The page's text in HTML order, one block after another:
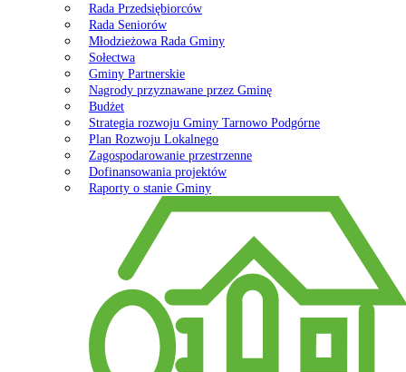
Rada Przedsiębiorców
Rada Seniorów
Młodzieżowa Rada Gminy
Sołectwa
Gminy Partnerskie
Nagrody przyznawane przez Gminę
Budżet
Strategia rozwoju Gminy Tarnowo Podgórne
Plan Rozwoju Lokalnego
Zagospodarowanie przestrzenne
Dofinansowania projektów
Raporty o stanie Gminy